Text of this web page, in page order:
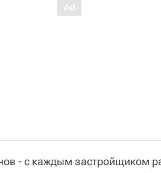
- с каждым застройщиком